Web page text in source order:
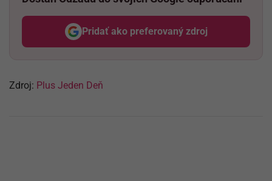
Pridať ako preferovaný zdroj
Odzadu, odkaz sa otvorí v
Zdroj: Plus Jeden Deň